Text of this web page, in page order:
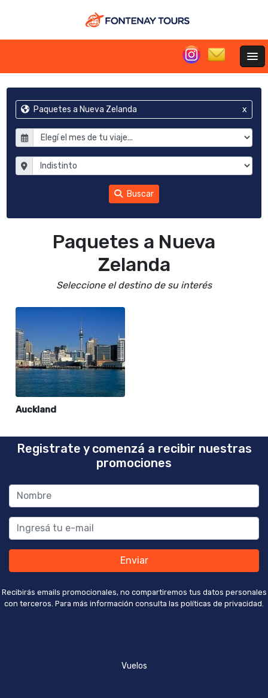
Paquetes a Nueva Zelanda x
Buscar
Paquetes a Nueva
Zelanda
Seleccione el destino de su interés
Auckland
Registrate y comenzá a recibir nuestras
promociones
Enviar
Recibirás emails promocionales, no compartiremos tus datos personales
con terceros. Para más información consulta las políticas de privacidad.
Vuelos